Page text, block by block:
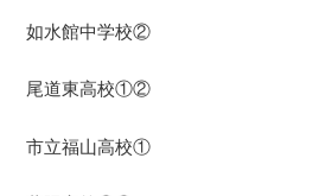
如水館中学校②
尾道東高校①②
市立福山高校①